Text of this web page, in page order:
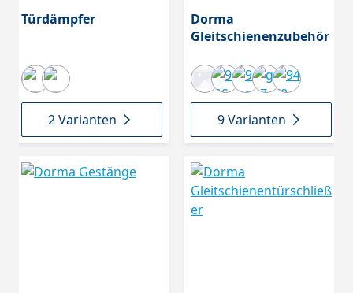
Türdämpfer
2 Varianten
Dorma
Gleitschienenzubehör
9 Varianten